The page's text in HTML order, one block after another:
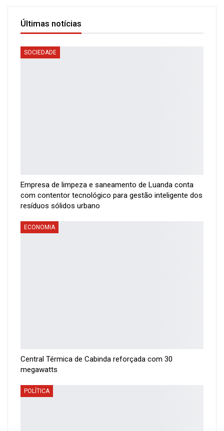
Últimas notícias
SOCIEDADE
Empresa de limpeza e saneamento de Luanda conta
com contentor tecnológico para gestão inteligente dos
resíduos sólidos urbano
ECONOMIA
Central Térmica de Cabinda reforçada com 30
megawatts
POLÍTICA